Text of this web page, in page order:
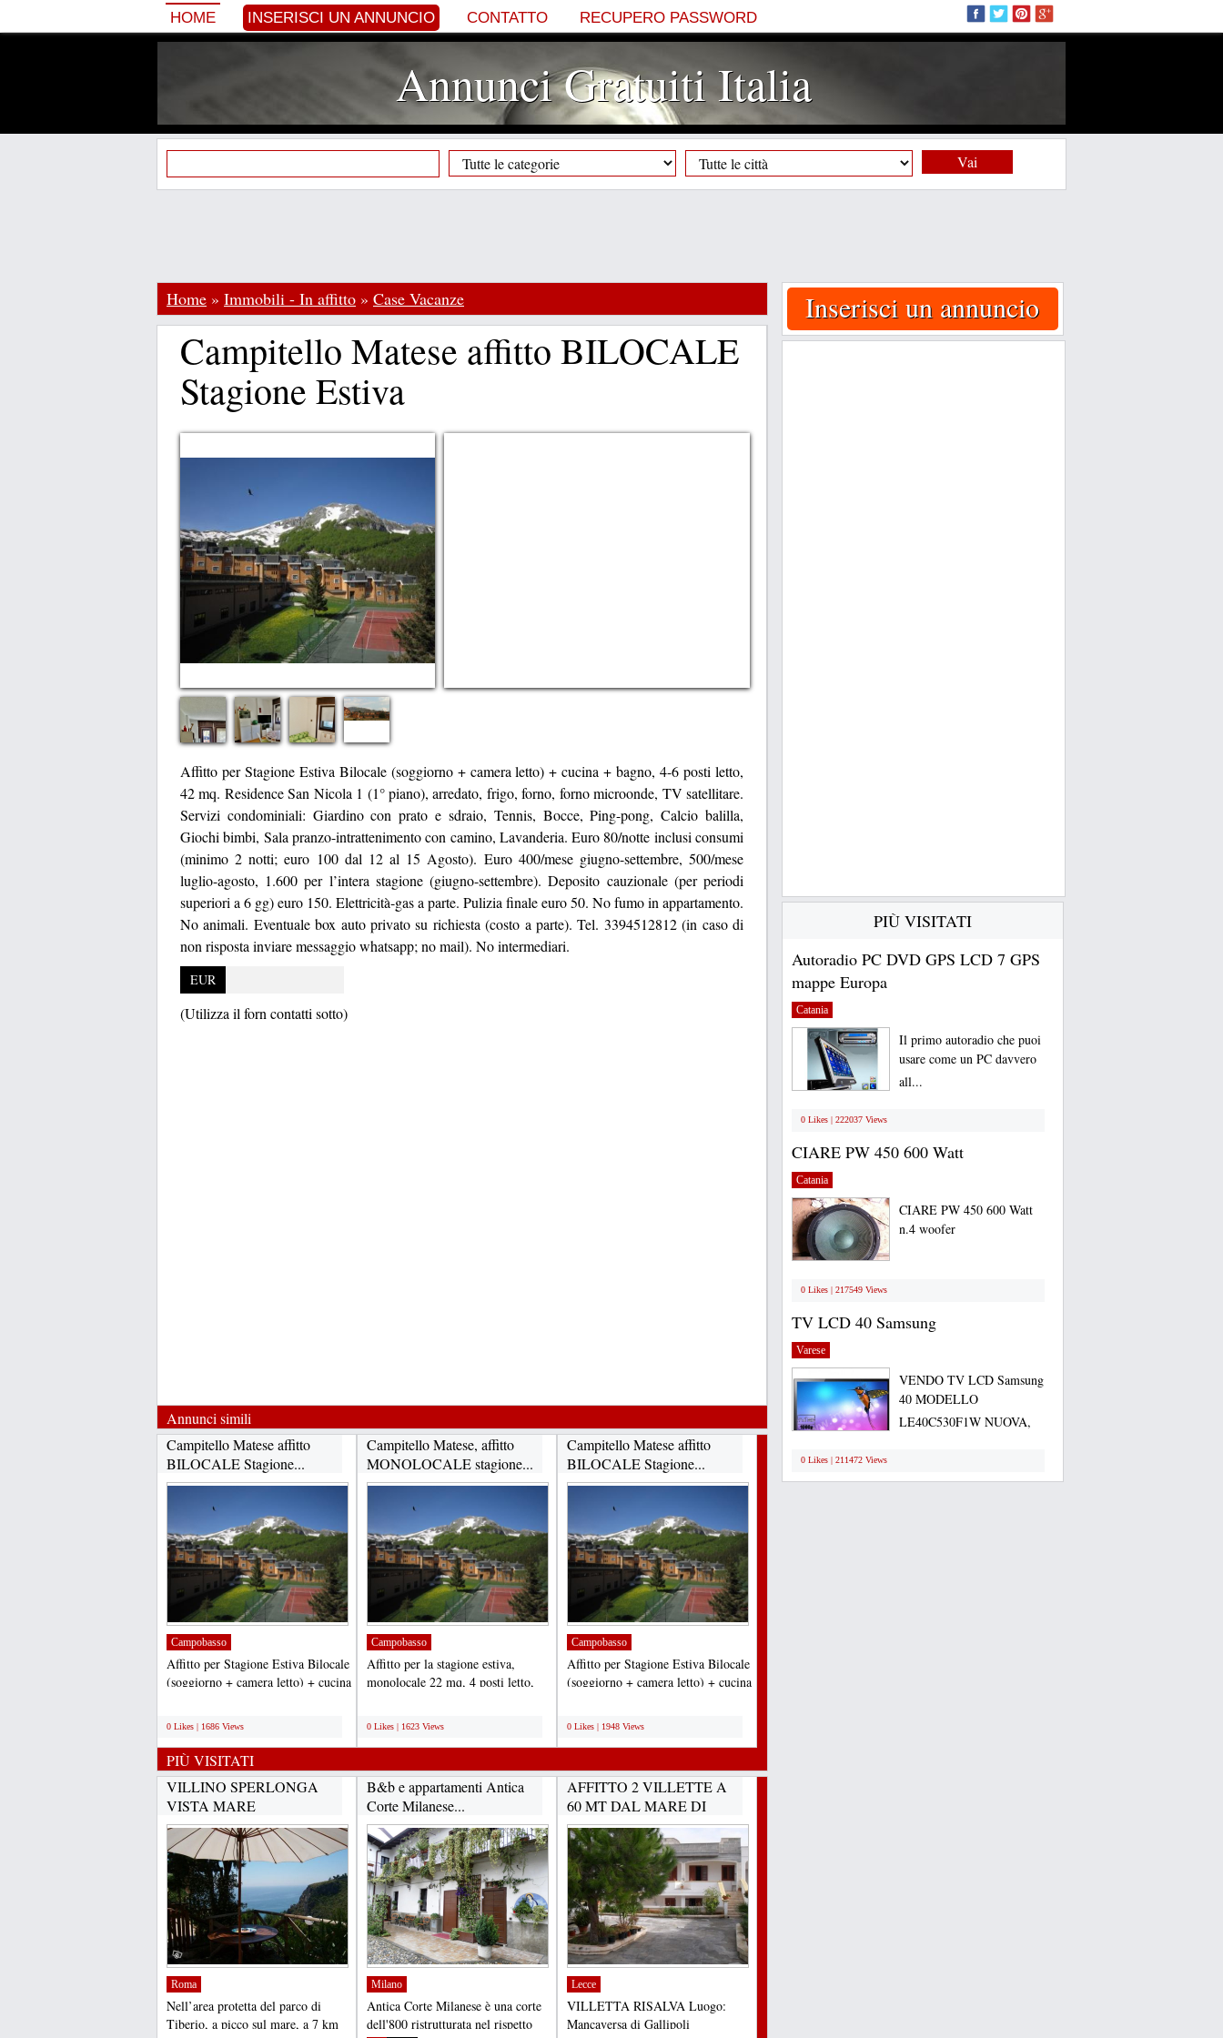
HOME INSERISCI UN ANNUNCIO CONTATTO RECUPERO PASSWORD
Annunci Gratuiti Italia
Vai
Home » Immobili - In affitto » Case Vacanze
Campitello Matese affitto BILOCALE
Stagione Estiva
Affitto per Stagione Estiva Bilocale (soggiorno + camera letto) + cucina + bagno, 4-6 posti letto,
42 mq. Residence San Nicola 1 (1° piano), arredato, frigo, forno, forno microonde, TV satellitare.
Servizi condominiali: Giardino con prato e sdraio, Tennis, Bocce, Ping-pong, Calcio balilla,
Giochi bimbi, Sala pranzo-intrattenimento con camino, Lavanderia. Euro 80/notte inclusi consumi
(minimo 2 notti; euro 100 dal 12 al 15 Agosto). Euro 400/mese giugno-settembre, 500/mese
luglio-agosto, 1.600 per l’intera stagione (giugno-settembre). Deposito cauzionale (per periodi
superiori a 6 gg) euro 150. Elettricità-gas a parte. Pulizia finale euro 50. No fumo in appartamento.
No animali. Eventuale box auto privato su richiesta (costo a parte). Tel. 3394512812 (in caso di
non risposta inviare messaggio whatsapp; no mail). No intermediari.
EUR
(Utilizza il forn contatti sotto)
Annunci simili
Campitello Matese affitto
BILOCALE Stagione...
Campobasso
Affitto per Stagione Estiva Bilocale
(soggiorno + camera letto) + cucina
0 Likes | 1686 Views
Campitello Matese, affitto
MONOLOCALE stagione...
Campobasso
Affitto per la stagione estiva,
monolocale 22 mq, 4 posti letto,
0 Likes | 1623 Views
Campitello Matese affitto
BILOCALE Stagione...
Campobasso
Affitto per Stagione Estiva Bilocale
(soggiorno + camera letto) + cucina
0 Likes | 1948 Views
PIÙ VISITATI
VILLINO SPERLONGA
VISTA MARE
Roma
Nell’area protetta del parco di
Tiberio, a picco sul mare, a 7 km
B&b e appartamenti Antica
Corte Milanese...
Milano
Antica Corte Milanese è una corte
dell'800 ristrutturata nel rispetto
AFFITTO 2 VILLETTE A
60 MT DAL MARE DI
MANCAVERSA...
Lecce
VILLETTA RISALVA Luogo:
Mancaversa di Gallipoli
Inserisci un annuncio
PIÙ VISITATI
Autoradio PC DVD GPS LCD 7 GPS
mappe Europa
Catania
Il primo autoradio che puoi
usare come un PC davvero
all...
0 Likes | 222037 Views
CIARE PW 450 600 Watt
Catania
CIARE PW 450 600 Watt
n.4 woofer
0 Likes | 217549 Views
TV LCD 40 Samsung
Varese
VENDO TV LCD Samsung
40 MODELLO
LE40C530F1W NUOVA,
0 Likes | 211472 Views